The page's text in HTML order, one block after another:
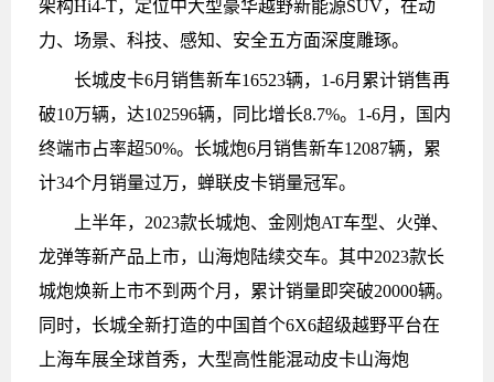
架构Hi4-T，定位中大型豪华越野新能源SUV，在动
力、场景、科技、感知、安全五方面深度雕琢。
长城皮卡6月销售新车16523辆，1-6月累计销售再
破10万辆，达102596辆，同比增长8.7%。1-6月，国内
终端市占率超50%。长城炮6月销售新车12087辆，累
计34个月销量过万，蝉联皮卡销量冠军。
上半年，2023款长城炮、金刚炮AT车型、火弹、
龙弹等新产品上市，山海炮陆续交车。其中2023款长
城炮焕新上市不到两个月，累计销量即突破20000辆。
同时，长城全新打造的中国首个6X6超级越野平台在
上海车展全球首秀，大型高性能混动皮卡山海炮